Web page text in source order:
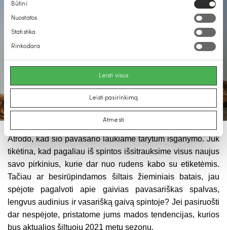
Sutikimo
pasirinkimas
Būtini
Nuostatos
Statistika
Rinkodara
Leisti visus
Leisti pasirinkimą
Atmesti
Atrodo, kad šio pavasario laukiame tarytum išganymo. Juk
tikėtina, kad pagaliau iš spintos išsitrauksime visus naujus
savo pirkinius, kurie dar nuo rudens kabo su etiketėmis.
Tačiau ar besirūpindamos šiltais žieminiais batais, jau
spėjote pagalvoti apie gaivias pavasariškas spalvas,
lengvus audinius ir vasarišką gaivą spintoje? Jei pasiruošti
dar nespėjote, pristatome jums mados tendencijas, kurios
bus aktualios šiltuoju 2021 metų sezonu.